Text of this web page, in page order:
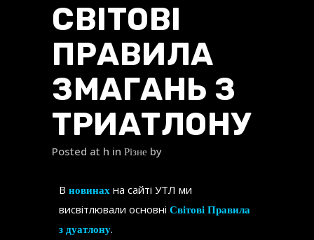
СВІТОВІ
ПРАВИЛА
ЗМАГАНЬ З
ТРИАТЛОНУ
Posted at h in Різне by
В новинах на сайті УТЛ ми
висвітлювали основні Світові Правила
з дуатлону.